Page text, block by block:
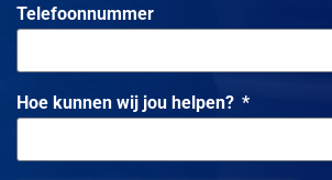
Telefoonnummer
Hoe kunnen wij jou helpen?